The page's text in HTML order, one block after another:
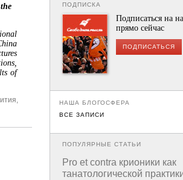
of
,
ПОДПИСКА
Подписаться на
прямо сейчас
ПОДПИСАТЬСЯ
НАША БЛОГОСФЕРА
ВСЕ ЗАПИСИ
ПОПУЛЯРНЫЕ СТАТЬИ
Pro et contra крионики как
танатологической